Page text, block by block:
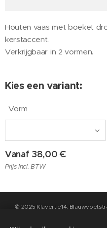
Houten vaas met boeket
kerstaccent.
Verkrijgbaar in 2 vormen.
Kies een variant:
Vorm
Vanaf 38,00 €
Prijs Incl. BTW
© 2025 Klavertje14,
raadplegen op de